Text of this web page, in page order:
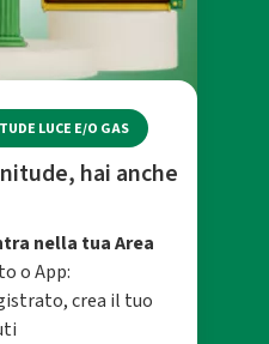
LUCE E/O GAS
hai anche
nella tua Area
o App:
crea il tuo